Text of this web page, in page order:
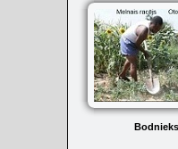
Bodnieks